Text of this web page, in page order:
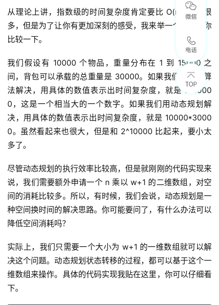
从理论上讲，指数级的时间复杂度肯定要比 O(n*w) 高很
多，但是为了让你有更加深刻的感受，我来举一个例子给你
比较一下。
我们假设有 10000 个物品，重量分布在 1 到 15000 之
间，背包可以承载的总重量是 30000。如果我们用回溯算
法解决，用具体的数值表示出时间复杂度，就是 2^1000
0，这是一个相当大的一个数字。如果我们用动态规划解
决，用具体的数值表示出时间复杂度，就是 10000*3000
0。虽然看起来也很大，但是和 2^10000 比起来，要小太
多了。
尽管动态规划的执行效率比较高，但是就刚刚的代码实现来
说，我们需要额外申请一个 n 乘以 w+1 的二维数组，对空
间的消耗比较多。所以，有时候，我们会说，动态规划是一
种空间换时间的解决思路。你可能要问了，有什么办法可以
降低空间消耗吗？
实际上，我们只需要一个大小为 w+1 的一维数组就可以解
决这个问题。动态规划状态转移的过程，都可以基于这个一
维数组来操作。具体的代码实现我贴在这里，你可以仔细看
下。